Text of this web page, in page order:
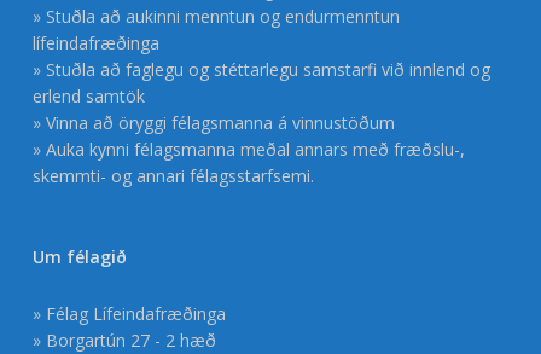
» Stuðla að aukinni menntun og endurmenntun
lífeindafræðinga
» Stuðla að faglegu og stéttarlegu samstarfi við innlend og
erlend samtök
» Vinna að öryggi félagsmanna á vinnustöðum
» Auka kynni félagsmanna meðal annars með fræðslu-,
skemmti- og annari félagsstarfsemi.
Um félagið
» Félag Lífeindafræðinga
» Borgartún 27 - 2 hæð